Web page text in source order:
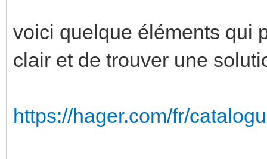
voici quelque éléments qui
clair et de trouver une
https://hager.com/fr/